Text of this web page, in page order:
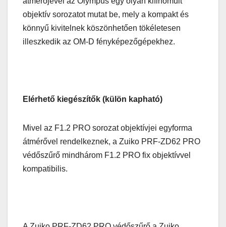
objektív sorozatot mutat be, mely a kompakt és
könnyű kivitelnek köszönhetően tökéletesen
illeszkedik az OM-D fényképezőgépekhez.
Elérhető kiegészítők (külön kapható)
Mivel az F1.2 PRO sorozat objektívjei egyforma
átmérővel rendelkeznek, a Zuiko PRF-ZD62 PRO
védőszűrő mindhárom F1.2 PRO fix objektívvel
kompatibilis.